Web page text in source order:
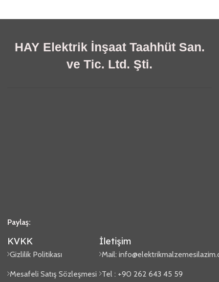
HAY Elektrik İnşaat Taahhüt San.
ve Tic. Ltd. Şti.
Paylaş:
KVKK
Gizlilik Politikası
Mesafeli Satış Sözleşmesi
İletişim
Mail:
Tel : +90 262 643 45 59